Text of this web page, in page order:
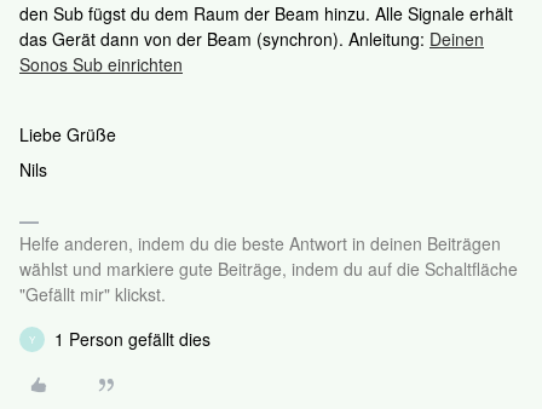
den Sub fügst du dem Raum der Beam hinzu. Alle Signale erhält
das Gerät dann von der Beam (synchron). Anleitung: Deinen
Sonos Sub einrichten
Liebe Grüße
Nils
Helfe anderen, indem du die beste Antwort in deinen Beiträgen
wählst und markiere gute Beiträge, indem du auf die Schaltfläche
"Gefällt mir" klickst.
Y 1 Person gefällt dies